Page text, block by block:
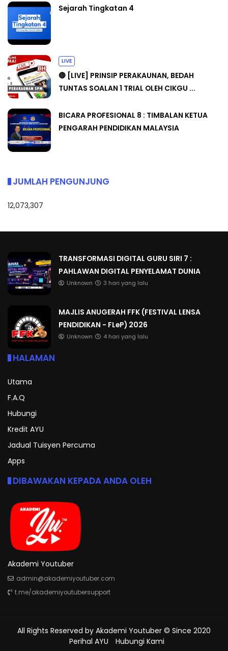
Sejarah Tingkatan 4
LIVE
🔴 [LIVE] PRINSIP PERAKAUNAN, BEDAH
TUNTAS SOALAN 1 TRIAL OLEH CIKGU ...
BICARA PROFESIONAL 8 : TIMBALAN KETUA
PENGARAH PENDIDIKAN MALAYSIA
JUMLAH PENGUNJUNG
12,073,307
TRANSFORMASI DIGITAL GURU SIRI 7 :
PAHLAWAN DIGITAL PENYELAMAT DUNIA
Unknown 3 hari yang lalu
MAJLIS ANUGERAH FFK (FESTIVAL LENSA
PENDIDIKAN - FLeP) 2026
Unknown 4 hari yang lalu
HALAMAN
Utama
F.A.Q
Hubungi
Kredit AYU
Jadual Tuisyen Percuma
Apps
DIBAWAKAN KEPADA ANDA OLEH
Akademi Youtuber
admin@akademiyoutuber.com
t.me/akademiyoutubersupport
All Rights Reserved by Akademi Youtuber © Since 2020
Perihal AYU
Hubungi Kami